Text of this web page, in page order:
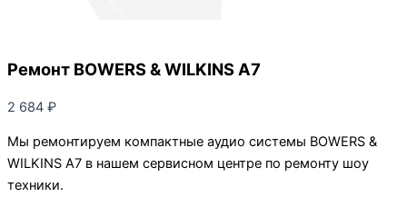
Ремонт BOWERS & WILKINS A7
2 684 ₽
Мы ремонтируем компактные аудио системы BOWERS &
WILKINS A7 в нашем сервисном центре по ремонту шоу
техники.